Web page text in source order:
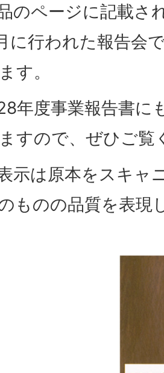
のページに記載さ
に行われた報告会
す。
年度事業報告書に
すので、ぜひご覧
示は原本をスキャ
ものの品質を表現